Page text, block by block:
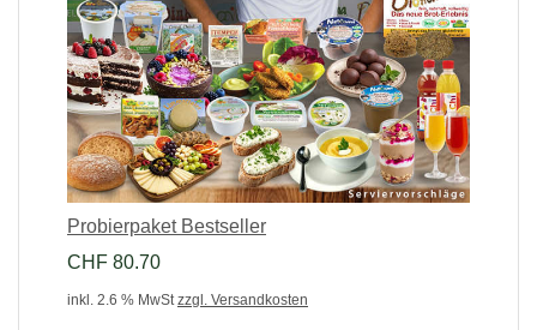
Probierpaket Bestseller
CHF 80.70
inkl. 2.6 % MwStzzgl. Versandkosten